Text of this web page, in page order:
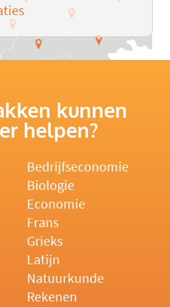
kunnen
helpen?
Bedrijfseconomie
Biologie
Economie
Frans
Grieks
Latijn
Natuurkunde
Rekenen